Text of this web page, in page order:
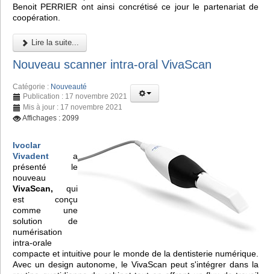
Benoit PERRIER ont ainsi concrétisé ce jour le partenariat de
coopération.
Lire la suite...
Nouveau scanner intra-oral VivaScan
Catégorie : Nouveauté
Publication : 17 novembre 2021
Mis à jour : 17 novembre 2021
Affichages : 2099
Ivoclar
Vivadent a
présenté le
nouveau
VivaScan, qui
est conçu
comme une
solution de
numérisation
intra-orale
compacte et intuitive pour le monde de la dentisterie numérique.
Avec un design autonome, le VivaScan peut s'intégrer dans la